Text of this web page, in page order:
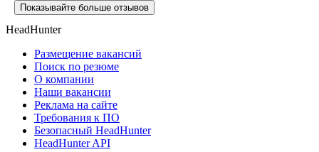
Показывайте больше отзывов
HeadHunter
Размещение вакансий
Поиск по резюме
О компании
Наши вакансии
Реклама на сайте
Требования к ПО
Безопасный HeadHunter
HeadHunter API